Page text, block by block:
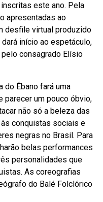
este ano. Pela
apresentadas ao
desfile virtual produzido
início ao espetáculo,
consagrado Elísio
do Ébano fará uma
parecer um pouco óbvio,
não só a beleza das
conquistas sociais e
negras no Brasil. Para
belas performances
personalidades que
As coreografias
do Balé Folclórico